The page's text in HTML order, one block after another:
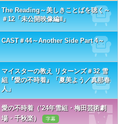
The Reading～美しきことばを聴く～
＃12「未公開映像編Ⅱ」
CAST＃44～Another Side Part 4～
マイスターの教え リターンズ＃32 雪
組『愛の不時着』「夏美よう／真那春
人」
愛の不時着（’24年雪組・梅田芸術劇
場・千秋楽）
字幕